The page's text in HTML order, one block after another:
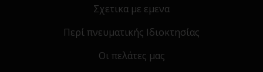
Σχετικα με εμενα
Περί πνευματικής Ιδιοκτησίας
Οι πελάτες μας